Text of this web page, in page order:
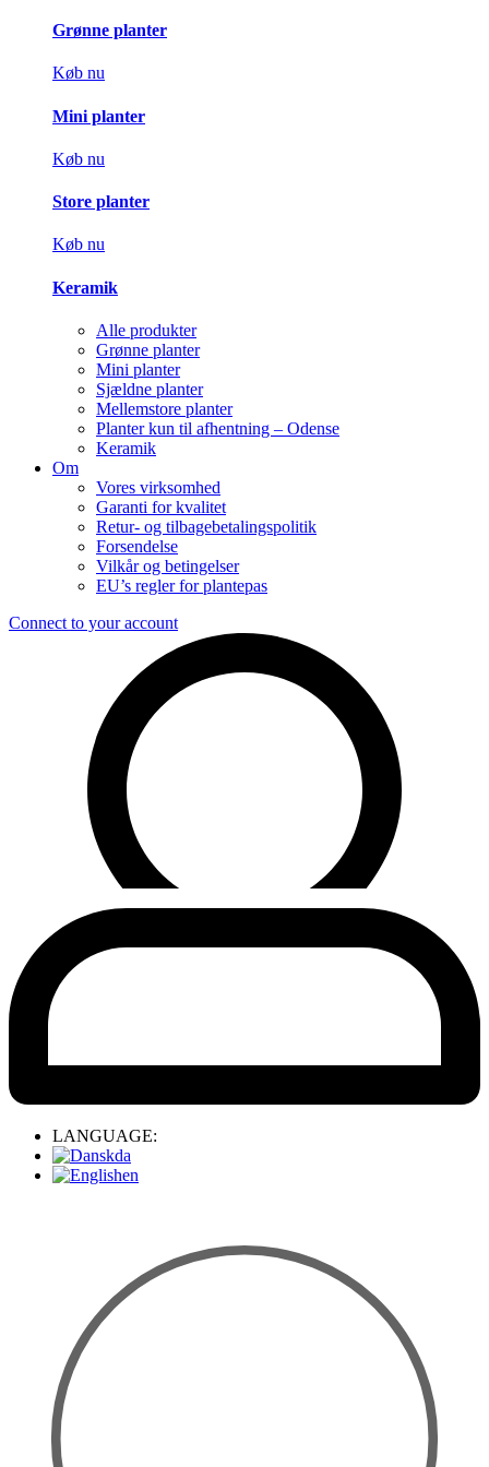
Grønne planter
Køb nu
Mini planter
Køb nu
Store planter
Køb nu
Keramik
Alle produkter
Grønne planter
Mini planter
Sjældne planter
Mellemstore planter
Planter kun til afhentning – Odense
Keramik
Om
Vores virksomhed
Garanti for kvalitet
Retur- og tilbagebetalingspolitik
Forsendelse
Vilkår og betingelser
EU’s regler for plantepas
Connect to your account
LANGUAGE:
da
en